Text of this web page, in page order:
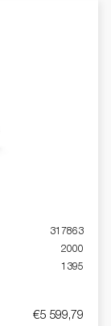
Anhänger kann
oder
4000 üblich
verfügt
317863
2000
1395
€5 599,79